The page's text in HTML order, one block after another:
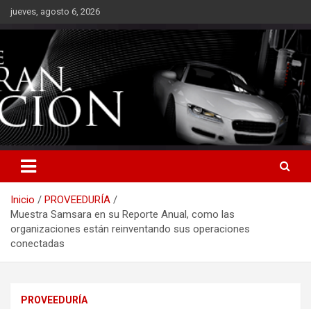
Saltarjueves, agosto 6, 2026
Inicio
PROVEEDURÍA
Muestra Samsara en su Reporte Anual, como las
organizaciones están reinventando sus operaciones
conectadas
PROVEEDURÍA